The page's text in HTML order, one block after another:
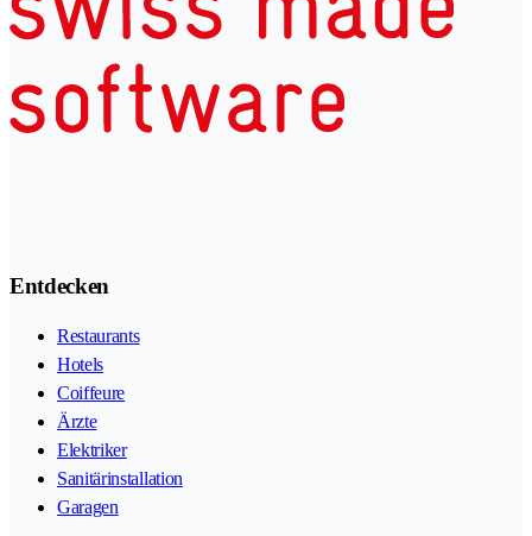
Entdecken
Restaurants
Hotels
Coiffeure
Ärzte
Elektriker
Sanitärinstallation
Garagen